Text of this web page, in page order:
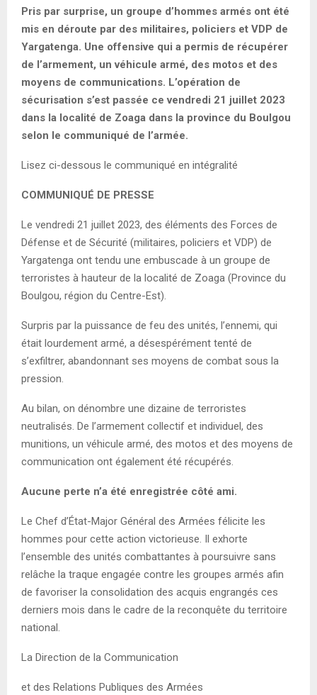
Pris par surprise, un groupe d’hommes armés ont été
mis en déroute par des militaires, policiers et VDP de
Yargatenga. Une offensive qui a permis de récupérer
de l’armement, un véhicule armé, des motos et des
moyens de communications. L’opération de
sécurisation s’est passée ce vendredi 21 juillet 2023
dans la localité de Zoaga dans la province du Boulgou
selon le communiqué de l’armée.
Lisez ci-dessous le communiqué en intégralité
COMMUNIQUÉ DE PRESSE
Le vendredi 21 juillet 2023, des éléments des Forces de
Défense et de Sécurité (militaires, policiers et VDP) de
Yargatenga ont tendu une embuscade à un groupe de
terroristes à hauteur de la localité de Zoaga (Province du
Boulgou, région du Centre-Est).
Surpris par la puissance de feu des unités, l’ennemi, qui
était lourdement armé, a désespérément tenté de
s’exfiltrer, abandonnant ses moyens de combat sous la
pression.
Au bilan, on dénombre une dizaine de terroristes
neutralisés. De l’armement collectif et individuel, des
munitions, un véhicule armé, des motos et des moyens de
communication ont également été récupérés.
Aucune perte n’a été enregistrée côté ami.
Le Chef d’État-Major Général des Armées félicite les
hommes pour cette action victorieuse. Il exhorte
l’ensemble des unités combattantes à poursuivre sans
relâche la traque engagée contre les groupes armés afin
de favoriser la consolidation des acquis engrangés ces
derniers mois dans le cadre de la reconquête du territoire
national.
La Direction de la Communication
et des Relations Publiques des Armées